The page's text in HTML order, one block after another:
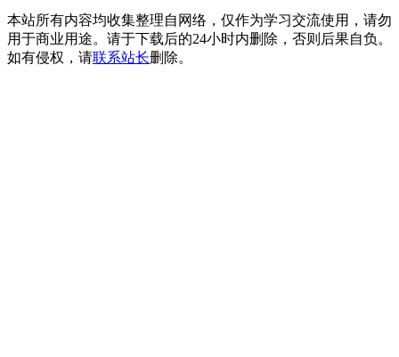
本站所有内容均收集整理自网络，仅作为学习交流使用，请勿
用于商业用途。请于下载后的24小时内删除，否则后果自负。
如有侵权，请联系站长删除。